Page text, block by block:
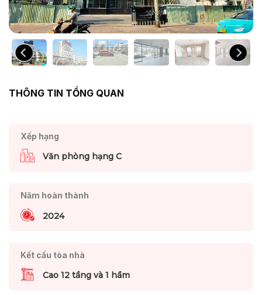
THÔNG TIN TỔNG QUAN
Xếp hạng
Văn phòng hạng C
Năm hoàn thành
2024
Kết cấu tòa nhà
Cao 12 tầng và 1 hầm